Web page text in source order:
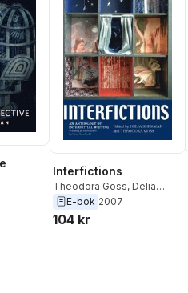
Interfictions
Theodora Goss, Delia
Sherman
E-bok 2007
104 kr